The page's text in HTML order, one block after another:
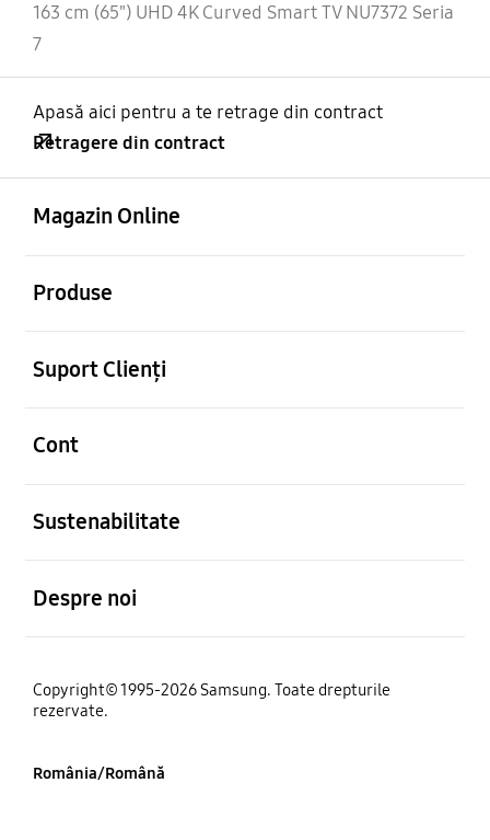
163 cm (65") UHD 4K Curved Smart TV NU7372 Seria
7
Apasă aici pentru a te retrage din contract
Retragere din contract
Magazin Online
Produse
Suport Clienți
Cont
Sustenabilitate
Despre noi
Copyright© 1995-2026 Samsung. Toate drepturile
rezervate.
România/Română